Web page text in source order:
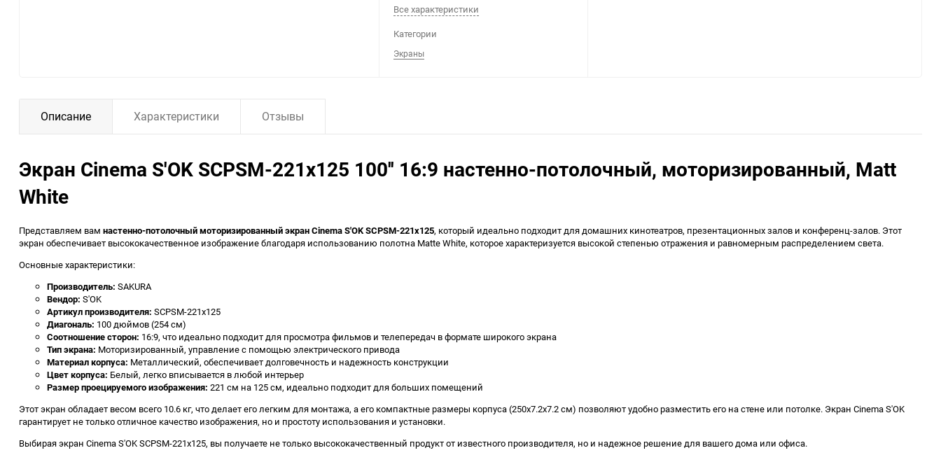
Все характеристики
Категории
Экраны
Описание Характеристики Отзывы
Экран Cinema S'OK SCPSM-221x125 100'' 16:9 настенно-потолочный, моторизированный, Matt
White
Представляем вам настенно-потолочный моторизированный экран Cinema S'OK SCPSM-221x125, который идеально подходит для домашних кинотеатров, презентационных залов и конференц-залов. Этот
экран обеспечивает высококачественное изображение благодаря использованию полотна Matte White, которое характеризуется высокой степенью отражения и равномерным распределением света.
Основные характеристики:
Производитель: SAKURA
Вендор: S'OK
Артикул производителя: SCPSM-221x125
Диагональ: 100 дюймов (254 см)
Соотношение сторон: 16:9, что идеально подходит для просмотра фильмов и телепередач в формате широкого экрана
Тип экрана: Моторизированный, управление с помощью электрического привода
Материал корпуса: Металлический, обеспечивает долговечность и надежность конструкции
Цвет корпуса: Белый, легко вписывается в любой интерьер
Размер проецируемого изображения: 221 см на 125 см, идеально подходит для больших помещений
Этот экран обладает весом всего 10.6 кг, что делает его легким для монтажа, а его компактные размеры корпуса (250x7.2x7.2 см) позволяют удобно разместить его на стене или потолке. Экран Cinema S'OK
гарантирует не только отличное качество изображения, но и простоту использования и установки.
Выбирая экран Cinema S'OK SCPSM-221x125, вы получаете не только высококачественный продукт от известного производителя, но и надежное решение для вашего дома или офиса.